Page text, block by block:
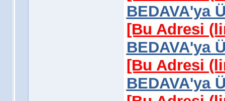
BEDAVA'ya
[Bu Adresi
BEDAVA'ya
[Bu Adresi
BEDAVA'ya